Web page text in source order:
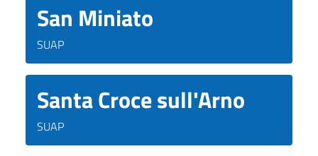
San Miniato
SUAP
Santa Croce sull'Arno
SUAP